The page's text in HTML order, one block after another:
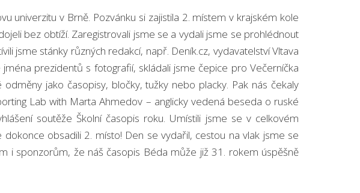
univerzitu v Brně. Pozvánku si zajistila 2. místem v krajském kole
bez obtíží. Zaregistrovali jsme se a vydali jsme se prohlédnout
jsme stánky různých redakcí, např. Deník.cz, vydavatelství Vltava
prezidentů s fotografií, skládali jsme čepice pro Večerníčka
jako časopisy, bločky, tužky nebo placky. Pak nás čekaly
Lab with Marta Ahmedov – anglicky vedená beseda o ruské
soutěže Školní časopis roku. Umístili jsme se v celkovém
obsadili 2. místo! Den se vydařil, cestou na vlak jsme se
i sponzorům, že náš časopis Béda může již 31. rokem úspěšně